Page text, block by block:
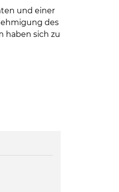
und einer
des
haben sich zu